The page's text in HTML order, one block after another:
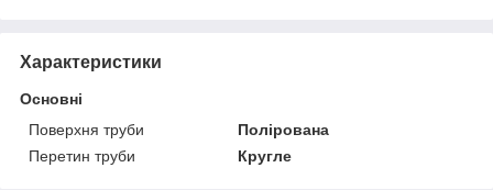
Характеристики
Основні
Поверхня труби
Полірована
Перетин труби
Кругле